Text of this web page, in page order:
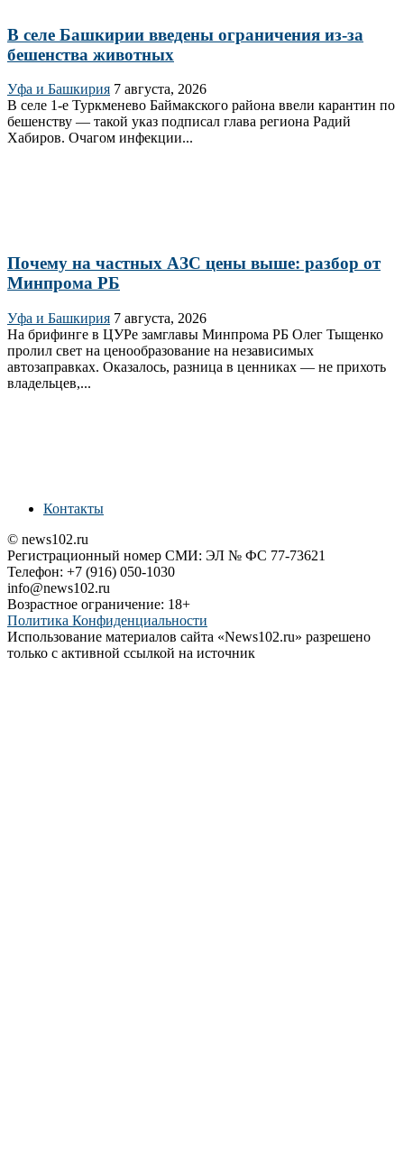
В селе Башкирии введены ограничения из-за
бешенства животных
Уфа и Башкирия 7 августа, 2026
В селе 1‑е Туркменево Баймакского района ввели карантин по
бешенству — такой указ подписал глава региона Радий
Хабиров. Очагом инфекции...
Почему на частных АЗС цены выше: разбор от
Минпрома РБ
Уфа и Башкирия 7 августа, 2026
На брифинге в ЦУРе замглавы Минпрома РБ Олег Тыщенко
пролил свет на ценообразование на независимых
автозаправках. Оказалось, разница в ценниках — не прихоть
владельцев,...
Контакты
© news102.ru
Регистрационный номер СМИ: ЭЛ № ФС 77-73621
Телефон: +7 (916) 050-1030
info@news102.ru
Возрастное ограничение: 18+
Политика Конфиденциальности
Использование материалов сайта «News102.ru» разрешено
только с активной ссылкой на источник